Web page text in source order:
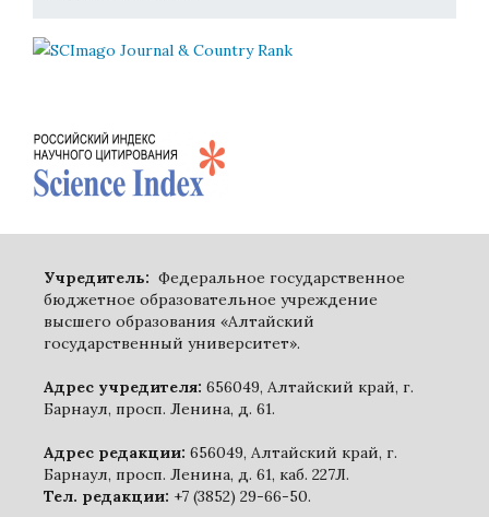
Учредитель: Федеральное государственное
бюджетное образовательное учреждение
высшего образования «Алтайский
государственный университет».
Адрес учредителя: 656049, Алтайский край, г.
Барнаул, просп. Ленина, д. 61.
Адрес редакции: 656049, Алтайский край, г.
Барнаул, просп. Ленина, д. 61, каб. 227Л.
Тел. редакции: +7 (3852) 29-66-50.